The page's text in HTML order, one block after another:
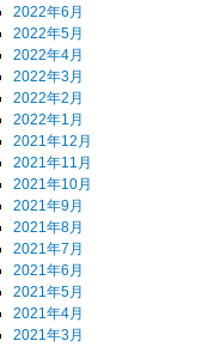
2022年6月
2022年5月
2022年4月
2022年3月
2022年2月
2022年1月
2021年12月
2021年11月
2021年10月
2021年9月
2021年8月
2021年7月
2021年6月
2021年5月
2021年4月
2021年3月